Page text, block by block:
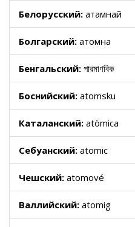
Белорусский: атамнай
Болгарский: атомна
Бенгальский: পারমাণবিক
Боснийский: atomsku
Каталанский: atòmica
Себуанский: atomic
Чешский: atomové
Валлийский: atomig